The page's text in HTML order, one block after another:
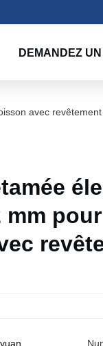
DEMANDEZ
avec
mm